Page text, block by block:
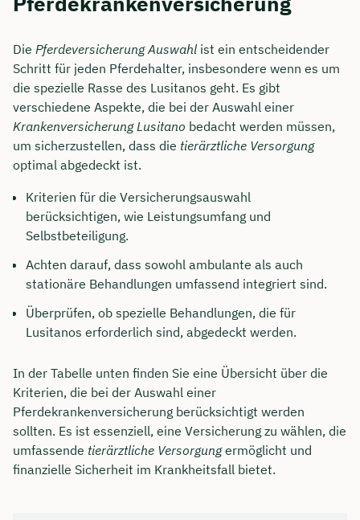
Die Pferdeversicherung Auswahl ist ein entscheidender
Schritt für jeden Pferdehalter, insbesondere wenn es um
die spezielle Rasse des Lusitanos geht. Es gibt
verschiedene Aspekte, die bei der Auswahl einer
Krankenversicherung Lusitano bedacht werden müssen,
um sicherzustellen, dass die tierärztliche Versorgung
optimal abgedeckt ist.
Kriterien für die Versicherungsauswahl
berücksichtigen, wie Leistungsumfang und
Selbstbeteiligung.
Achten darauf, dass sowohl ambulante als auch
stationäre Behandlungen umfassend integriert sind.
Überprüfen, ob spezielle Behandlungen, die für
Lusitanos erforderlich sind, abgedeckt werden.
In der Tabelle unten finden Sie eine Übersicht über die
Kriterien, die bei der Auswahl einer
Pferdekrankenversicherung berücksichtigt werden
sollten. Es ist essenziell, eine Versicherung zu wählen, die
umfassende tierärztliche Versorgungermöglicht und
finanzielle Sicherheit im Krankheitsfall bietet.